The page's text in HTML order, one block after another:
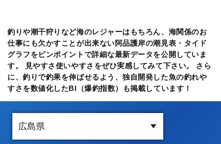
釣りや潮干狩りなど海のレジャーはもちろん、海関係のお
仕事にも欠かすことが出来ない阿品護岸の潮見表・タイド
グラフをピンポイントで詳細な最新データを公開していま
す。 見やすさ使いやすさをぜひ実感してみて下さい。 さら
に、釣りで釣果を伸ばせるよう、独自開発した魚の釣れや
すさを数値化したBI（爆釣指数）も掲載しています！